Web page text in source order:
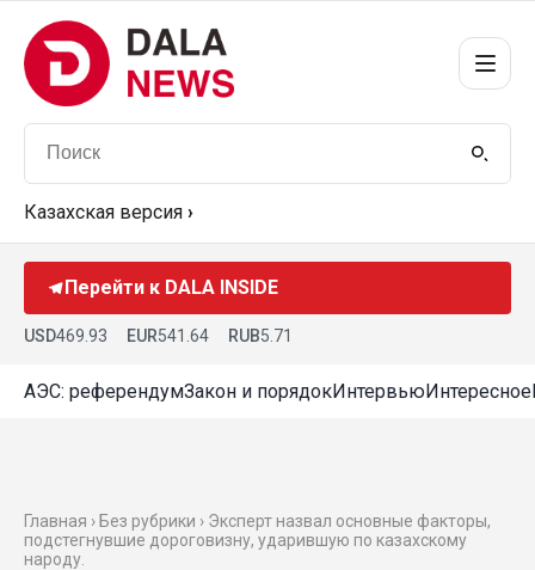
Казахская версия ›
Перейти к DALA INSIDE
USD469.93 EUR541.64 RUB5.71
АЭС: референдумЗакон и порядокИнтервьюИнтересное
Главная › Без рубрики › Эксперт назвал основные факторы,
подстегнувшие дороговизну, ударившую по казахскому
народу.